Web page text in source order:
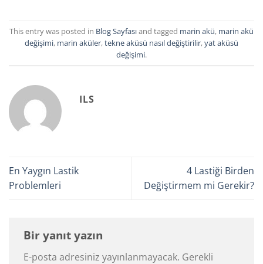
This entry was posted in Blog Sayfasıand tagged marin akü, marin akü
değişimi, marin aküler,tekne aküsü nasıl değiştirilir,yat aküsü
değişimi.
ILS
En Yaygın Lastik
Problemleri
4 Lastiği Birden
Değiştirmem mi Gerekir?
Bir yanıt yazın
E-posta adresiniz yayınlanmayacak. Gerekli